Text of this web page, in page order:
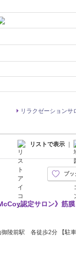
リラクゼーションサ
リストで表示 ｜
ブッ
認定サロン》筋
陵前駅 各徒歩2分 【駐車